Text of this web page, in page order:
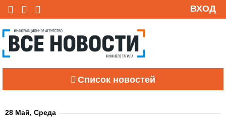
ВХОД
Список новостей
28 Май, Среда